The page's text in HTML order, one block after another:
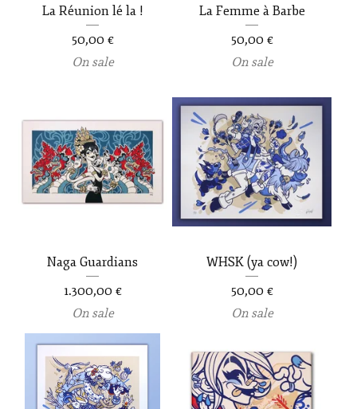
La Réunion lé la !
50,00 €
On sale
La Femme à Barbe
50,00 €
On sale
Naga Guardians
1.300,00 €
On sale
WHSK (ya cow!)
50,00 €
On sale